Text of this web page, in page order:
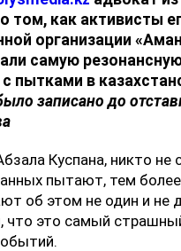
том, как активисты
организации
самую
пытками в
записано до
Куспана, никто не
пытают, тем
об этом не один и не
что это самый